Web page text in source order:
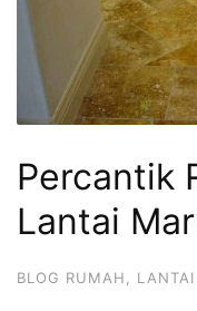
Percantik
Lantai
BLOG RUMAH